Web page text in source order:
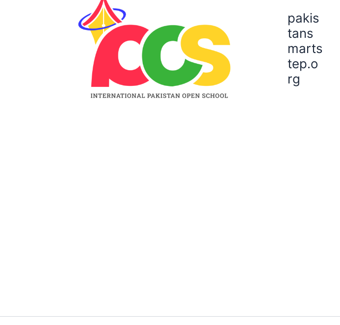
pakis
tans
marts
tep.o
rg